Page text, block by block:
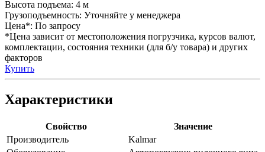
Высота подъема: 4 м
Грузоподъемность: Уточняйте у менеджера
Цена*: По запросу
*Цена зависит от местоположения погрузчика, курсов валют,
комплектации, состояния техники (для б/у товара) и других
факторов
Купить
Характеристики
Свойство
Значение
Производитель
Kalmar